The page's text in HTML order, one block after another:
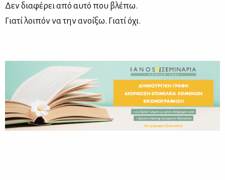
Δεν διαφέρει από αυτό που βλέπω.
Γιατί λοιπόν να την ανοίξω. Γιατί όχι.